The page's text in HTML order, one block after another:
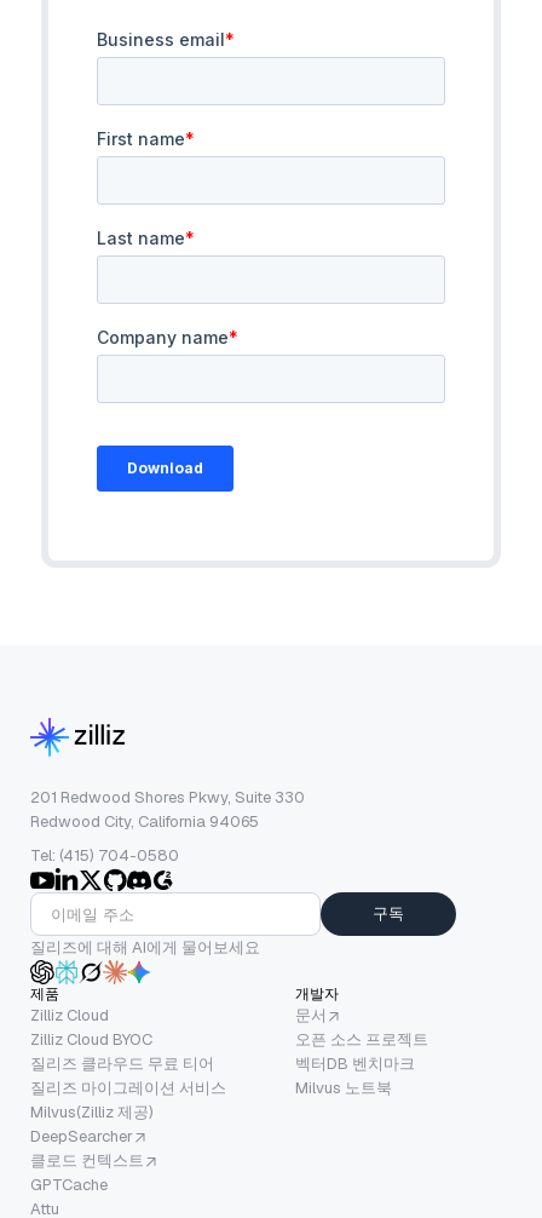
201 Redwood Shores Pkwy, Suite 330
Redwood City, California 94065
Tel: (415) 704-0580
구독
질리즈에 대해 AI에게 물어보세요
제품
Zilliz Cloud
Zilliz Cloud BYOC
질리즈 클라우드 무료 티어
질리즈 마이그레이션 서비스
Milvus(Zilliz 제공)
DeepSearcher
클로드 컨텍스트
GPTCache
Attu
개발자
문서
오픈 소스 프로젝트
벡터DB 벤치마크
Milvus 노트북